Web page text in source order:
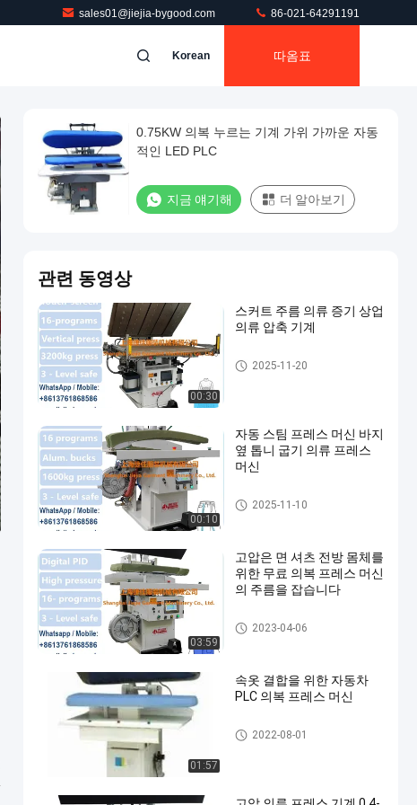
sales01@jiejia-bygood.com 86-021-64291191
Korean 따옴표
0.75KW 의복 누르는 기계 가위 가까운 자동
적인 LED PLC
지금 얘기해 더 알아보기
관련 동영상
00:30
스커트 주름 의류 증기 상업
의류 압축 기계
의류 압착기
2025-11-20
00:10
자동 스팀 프레스 머신 바지
옆 톱니 굽기 의류 프레스
머신
의류 압착기
2025-11-10
03:59
고압은 면 셔츠 전방 몸체를
위한 무료 의복 프레스 머신
의 주름을 잡습니다
의류 압착기
2023-04-06
01:57
속옷 결합을 위한 자동차
PLC 의복 프레스 머신
의류 압착기
2022-08-01